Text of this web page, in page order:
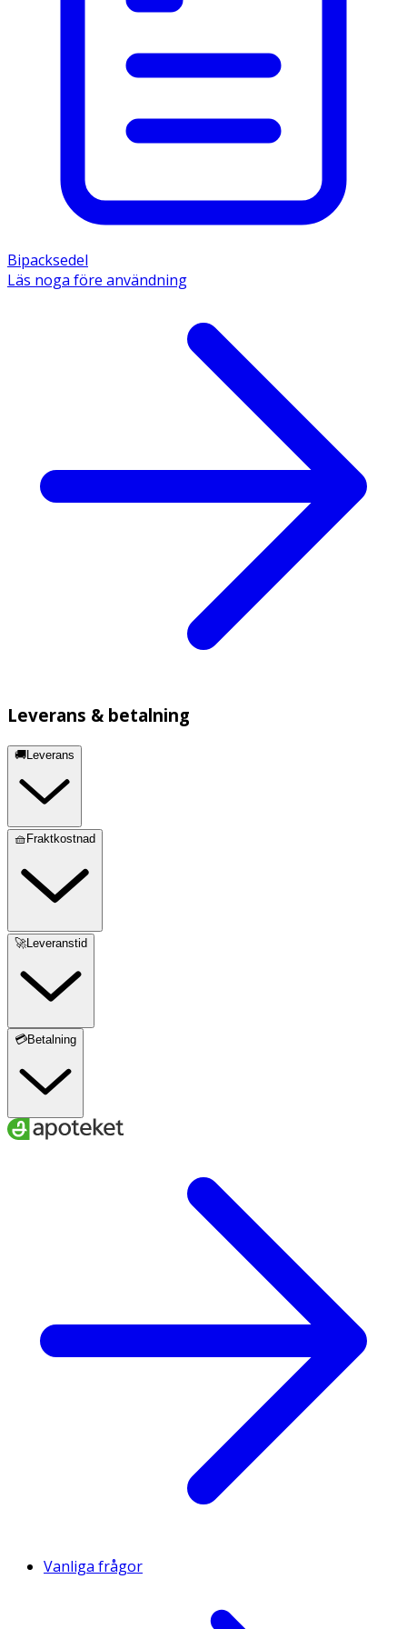
- Kontakta läkare innan Ipren används om:
nackstelhet eller ryggvärk.
- Barnet har svåra besvär från öron, svalg eller luftrör.
symtomen försämras.
Den aktiva substansen är ibuprofen. 1 suppositorium
innehåller 60 mg ibuprofen. Övriga innehållsämnen är
Bipacksedel
Läs noga före användning
Leverans & betalning
🚚Leverans
🧺Fraktkostnad
🚀Leveranstid
💳Betalning
Vanliga frågor